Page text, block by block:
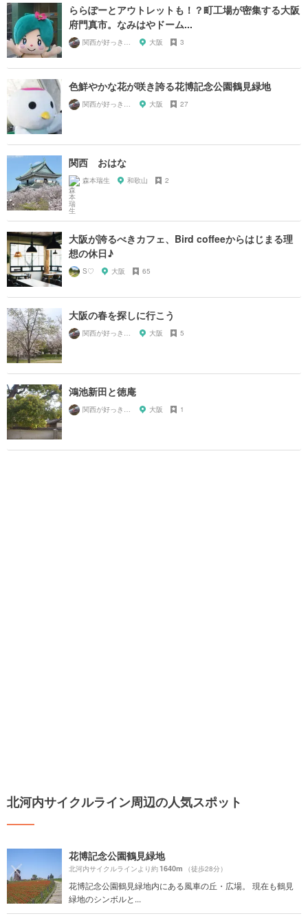
ららぽーとアウトレットも！？町工場が密集する大阪
府門真市。なみはやドーム...
大阪 3
色鮮やかな花が咲き誇る花博記念公園鶴見緑地
大阪 27
関西 おはな
森本瑞生 和歌山 2
大阪が誇るべきカフェ、Bird coffeeからはじまる理
想の休日♪
S♡ 大阪 65
大阪の春を探しに行こう
大阪 5
鴻池新田と徳庵
大阪 1
北河内サイクルライン周辺の人気スポット
花博記念公園鶴見緑地
北河内サイクルラインより約1640m （徒歩28分）
花博記念公園鶴見緑地内にある風車の丘・広場。 現在も鶴見
緑地のシンボルと...